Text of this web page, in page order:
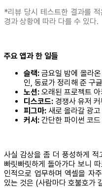
*리뷰 당시 테스트한 결과를
경과 상황에 따라 다를 수 있다.
주요 앱과 한 일들
슬랙: 금요일 밤에 올라
인, 동료가 정리해 준 구
노션: 오래된 프로젝트
디스코드: 경쟁사 유저
피그마: 새로 올라갈 광
커서: 간단한 파이썬 코
사실 감상을 좀 더 풍성하게 적
빠릿빠릿하게 돌아가다 보니
인적으로 업무하며 엑셀을 자
있는 것은 (사람마다 호불호가